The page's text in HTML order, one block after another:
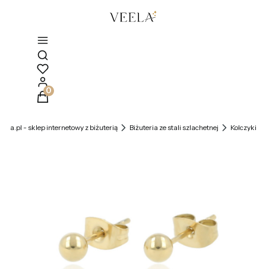
Otwórz wyszukiwarkę
Produkty w koszyku: 0. Zobacz szczegóły
- sklep internetowy z biżuterią Biżuteria ze stali szlachetnej Kolczyki